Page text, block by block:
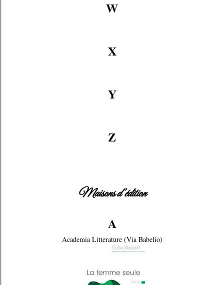
W
X
Y
Z
Maisons d'édition
A
Academia Litterature (Via Babelio)